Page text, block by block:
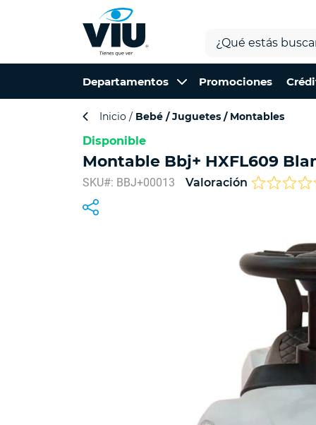
Departamentos Promociones
Inicio Bebé Juguetes Montables
Disponible
Montable Bbj+ HXFL609
SKU#: BBJ+00013 Valoración